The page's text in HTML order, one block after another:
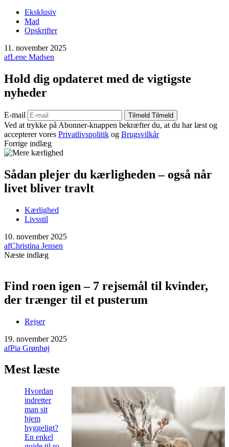
Eksklusiv
Mad
Opskrifter
11. november 2025
afLene Madsen
Hold dig opdateret med de vigtigste
nyheder
E-mail Tilmeld Tilmeld
Ved at trykke på Abonner-knappen bekræfter du, at du har læst og
accepterer vores Privatlivspolitik og Brugsvilkår
Forrige indlæg
Sådan plejer du kærligheden – også når
livet bliver travlt
Kærlighed
Livsstil
10. november 2025
afChristina Jensen
Næste indlæg
Find roen igen – 7 rejsemål til kvinder,
der trænger til et pusterum
Rejser
19. november 2025
afPia Grønhøj
Mest læste
Hvordan
indretter
man sit
hjem
hyggeligt?
En enkel